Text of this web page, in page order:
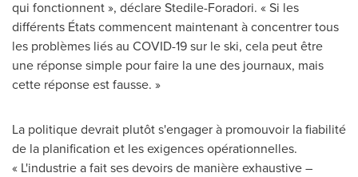
qui fonctionnent », déclare Stedile-Foradori. « Si les
différents États commencent maintenant à concentrer tous
les problèmes liés au COVID-19 sur le ski, cela peut être
une réponse simple pour faire la une des journaux, mais
cette réponse est fausse. »
La politique devrait plutôt s'engager à promouvoir la fiabilité
de la planification et les exigences opérationnelles.
« L'industrie a fait ses devoirs de manière exhaustive –